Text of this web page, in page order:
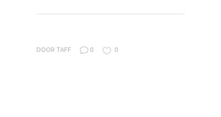
DOOR TAFF 0 0